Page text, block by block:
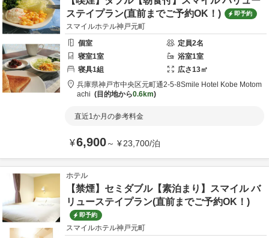
ステイプラン(直前までご予約OK！)
即予約
スマイルホテル神戸元町
個室
定員2名
寝室1室 浴室1室
寝具1組 広さ13㎡
兵庫県神戸市中央区元町通2-5-8Smile Hotel Kobe Motom
achi
目的地から0.6km
直近1か月の参考料金
¥6,900～ ¥23,700/泊
ホテル
【禁煙】セミダブル【素泊まり】スマイル バ
リューステイプラン(直前までご予約OK！)
即予約
スマイルホテル神戸元町